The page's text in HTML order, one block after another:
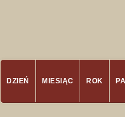
DZIEŃ MIESIĄC ROK